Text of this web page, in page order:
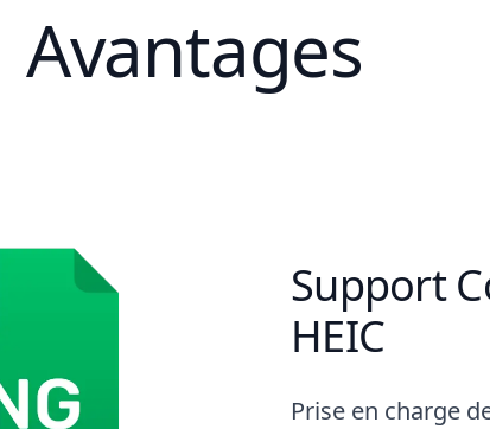
Avantages
Support
HEIC
Prise en charge